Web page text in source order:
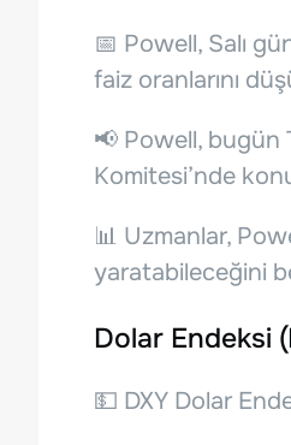
📅 Powell, Salı
faiz oranlarını
📢 Powell, bugün
Komitesi’nde
📊 Uzmanlar,
yaratabileceğini
Dolar Endeksi
💵 DXY Dolar